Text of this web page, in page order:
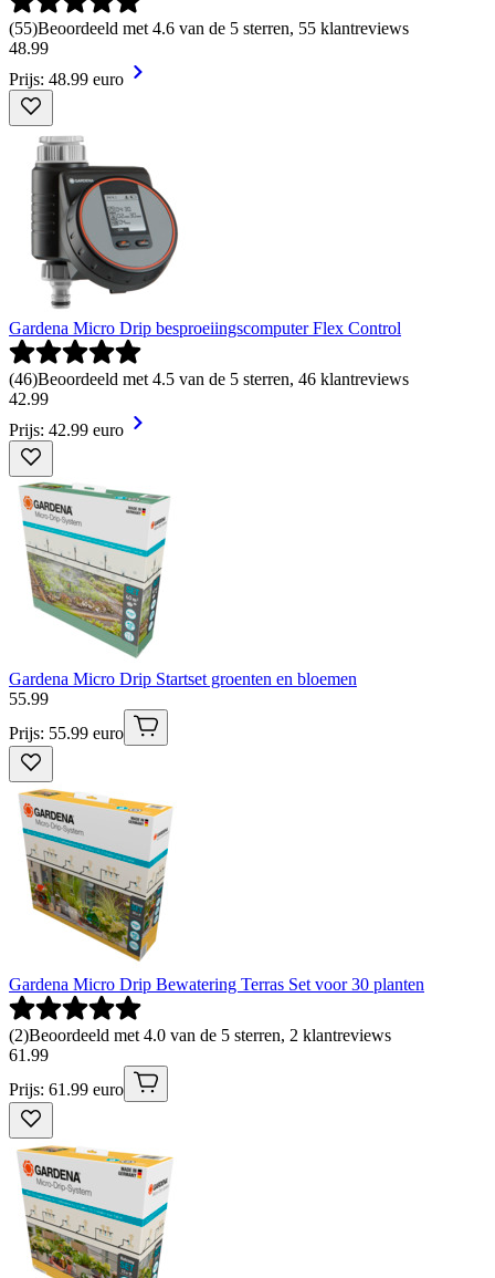
(55)Beoordeeld met 4.6 van de 5 sterren, 55 klantreviews
48.99
Prijs: 48.99 euro
Gardena Micro Drip besproeiingscomputer Flex Control
(46)Beoordeeld met 4.5 van de 5 sterren, 46 klantreviews
42.99
Prijs: 42.99 euro
Gardena Micro Drip Startset groenten en bloemen
55.99
Prijs: 55.99 euro
Gardena Micro Drip Bewatering Terras Set voor 30 planten
(2)Beoordeeld met 4.0 van de 5 sterren, 2 klantreviews
61 .99
Prijs: 61.99 euro